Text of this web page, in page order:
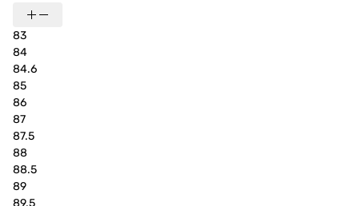
83
84
84.6
85
86
87
87.5
88
88.5
89
89.5